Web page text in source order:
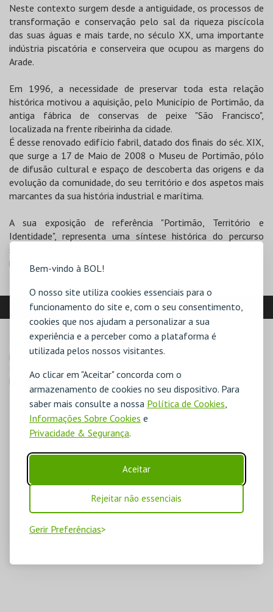
Bem-vindo à BOL!
O nosso site utiliza cookies essenciais para o
funcionamento do site e, com o seu consentimento,
cookies que nos ajudam a personalizar a sua
experiência e a perceber como a plataforma é
utilizada pelos nossos visitantes.
Ao clicar em "Aceitar" concorda com o
armazenamento de cookies no seu dispositivo. Para
saber mais consulte a nossa Política de Cookies
Informações Sobre Cookies e
Privacidade & Segurança.
Aceitar
Rejeitar não essenciais
Gerir Preferências
Neste contexto surgem desde a antiguidade, os processos de
transformação e conservação pelo sal da riqueza piscícola
das suas águas e mais tarde, no século XX, uma importante
indústria piscatória e conserveira que ocupou as margens do
Arade.
Em 1996, a necessidade de preservar toda esta relação
histórica motivou a aquisição, pelo Município de Portimão, da
antiga fábrica de conservas de peixe "São Francisco",
localizada na frente ribeirinha da cidade.
É desse renovado edifício fabril, datado dos finais do séc. XIX,
que surge a 17 de Maio de 2008 o Museu de Portimão, pólo
de difusão cultural e espaço de descoberta das origens e da
evolução da comunidade, do seu território e dos aspetos mais
marcantes da sua história industrial e marítima.
A sua exposição de referência "Portimão, Território e
Identidade", representa uma síntese histórica do percurso
socioeconómico e cultural das populações que aqui viveram e
marcaram a singularidade da sua identidade e território.
LOCALIZAÇÃO
MORADA
Rua D. Carlos I – Zona Ribeirinha
8500-607 Portimão
Direcções para Museu de Portimão